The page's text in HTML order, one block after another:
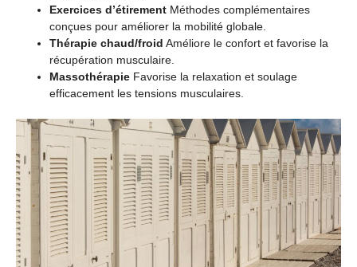
Exercices d’étirement Méthodes complémentaires
conçues pour améliorer la mobilité globale.
Thérapie chaud/froid Améliore le confort et favorise la
récupération musculaire.
Massothérapie Favorise la relaxation et soulage
efficacement les tensions musculaires.